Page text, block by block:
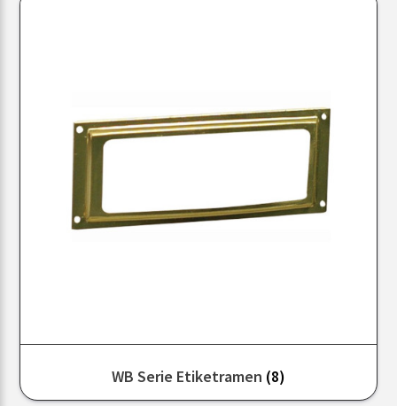
WB Serie Etiketramen (8)